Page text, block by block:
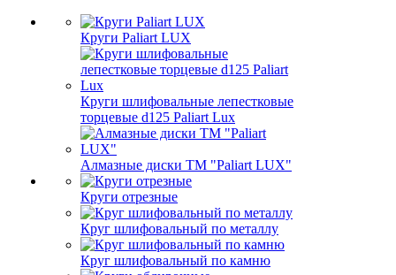
Круги Paliart LUX
Круги шлифовальные лепестковые
торцевые d125 Paliart Lux
Алмазные диски ТМ "Paliart LUX"
Круги отрезные
Круг шлифовальный по металлу
Круг шлифовальный по камню